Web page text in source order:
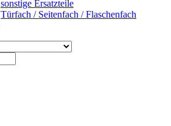
sonstige Ersatzteile
Türfach / Seitenfach / Flaschenfach